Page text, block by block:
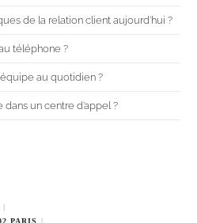
de la relation client aujourd’hui ?
téléphone ?
au quotidien ?
un centre d’appel ?
PARIS